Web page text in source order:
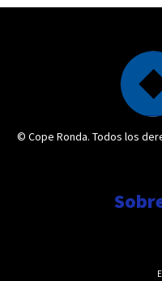
© Cope Ronda. Todos los